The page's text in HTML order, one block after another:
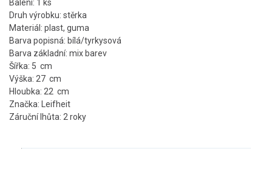
Balení: 1 ks
Druh výrobku: stěrka
Materiál: plast, guma
Barva popisná: bílá/tyrkysová
Barva základní: mix barev
Šířka: 5 cm
Výška: 27 cm
Hloubka: 22 cm
Značka: Leifheit
Záruční lhůta: 2 roky